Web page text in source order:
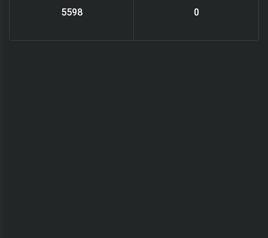
6220
0